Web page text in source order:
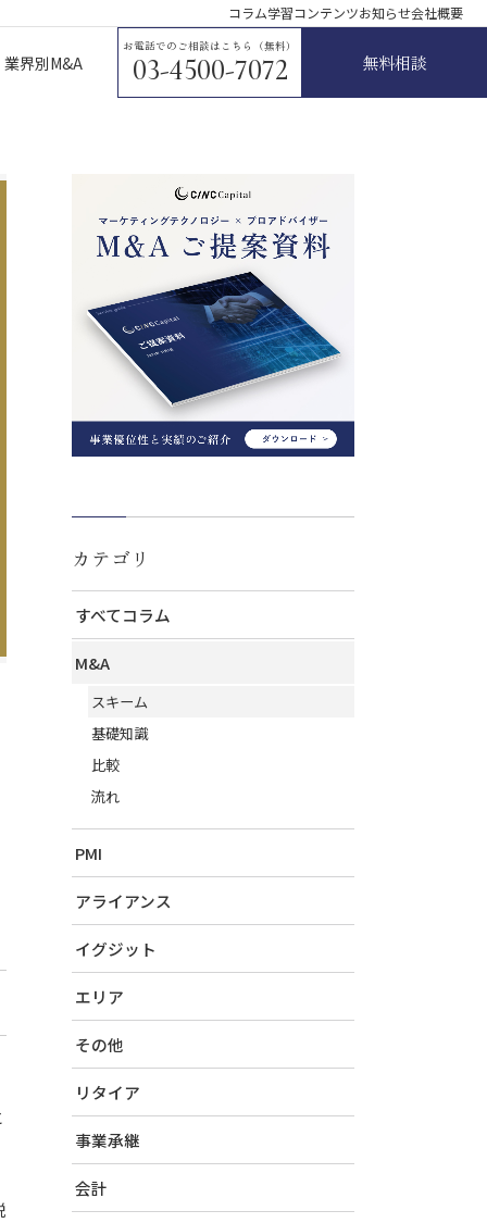
コラム学習コンテンツお知らせ会社概要
業界別M&A
お電話でのご相談はこちら（無料）
03-4500-7072 無料相談
カテゴリ
すべてコラム
M&A
スキーム
基礎知識
比較
流れ
PMI
アライアンス
イグジット
エリア
その他
リタイア
事業承継
会計